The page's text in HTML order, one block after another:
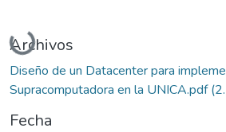
Cargando...
Archivos
Diseño de un Datacenter para
Supracomputadora en la UNICA.pdf
Fecha